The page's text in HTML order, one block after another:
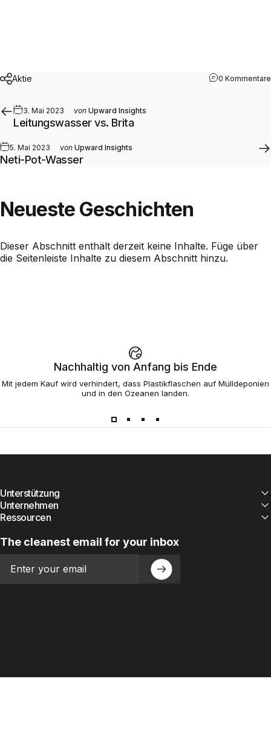
Aktie 0 Kommentare
3. Mai 2023 von Upward Insights
Leitungswasser vs. Brita
5. Mai 2023 von Upward Insights
Neti-Pot-Wasser
Neueste Geschichten
Dieser Abschnitt enthält derzeit keine Inhalte. Füge über
die Seitenleiste Inhalte zu diesem Abschnitt hinzu.
Nachhaltig von Anfang bis Ende
Mit jedem Kauf wird verhindert, dass Plastikflaschen auf Mülldeponien
und in den Ozeanen landen.
Unterstützung
Unternehmen
Ressourcen
The cleanest email for your inbox